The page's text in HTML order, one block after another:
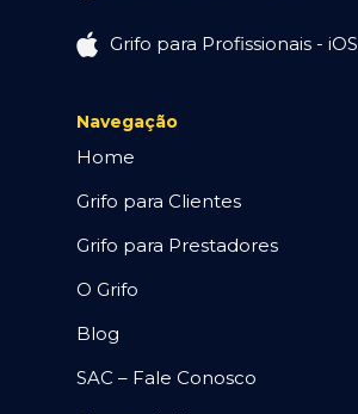
Grifo para Profissionais - iOS
Navegação
Home
Grifo para Clientes
Grifo para Prestadores
O Grifo
Blog
SAC – Fale Conosco